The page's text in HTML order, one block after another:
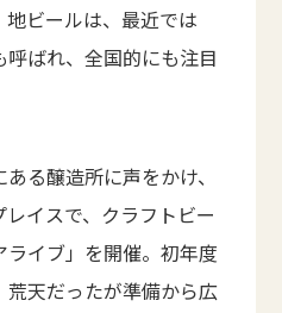
ビールは、最近では
呼ばれ、全国的にも注目
る醸造所に声をかけ、
イスで、クラフトビー
イブ」を開催。初年度
天だったが準備から広